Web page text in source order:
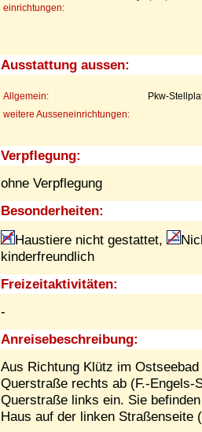
einrichtungen:
Ausstattung aussen:
Allgemein:
Pkw-
weitere Ausseneinrichtungen:
Verpflegung:
ohne Verpflegung
Besonderheiten:
Haustiere nicht gestattet,
kinderfreundlich
Freizeitaktivitäten:
-
Anreisebeschreibung:
Aus Richtung Klütz im
Querstraße rechts ab (F.-Engels-
Querstraße links ein. Sie
Haus auf der linken Straßenseite